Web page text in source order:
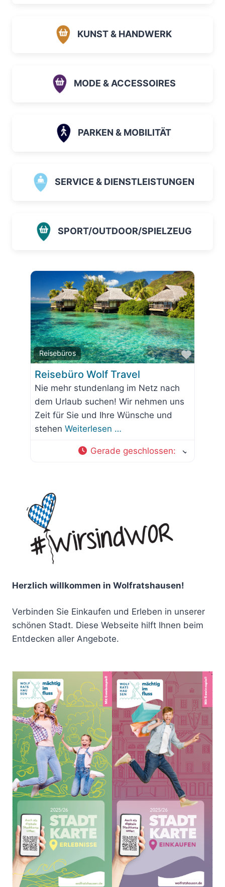
KUNST & HANDWERK
MODE & ACCESSOIRES
PARKEN & MOBILITÄT
SERVICE & DIENSTLEISTUNGEN
SPORT/OUTDOOR/SPIELZEUG
Reisebüros
Favorit
Reisebüro Wolf Travel
Nie mehr stundenlang im Netz nach
dem Urlaub suchen! Wir nehmen uns
Zeit für Sie und Ihre Wünsche und
stehen Weiterlesen …
Gerade geschlossen:
Herzlich willkommen in Wolfratshausen!
Verbinden Sie Einkaufen und Erleben in unserer
schönen Stadt. Diese Webseite hilft Ihnen beim
Entdecken aller Angebote.